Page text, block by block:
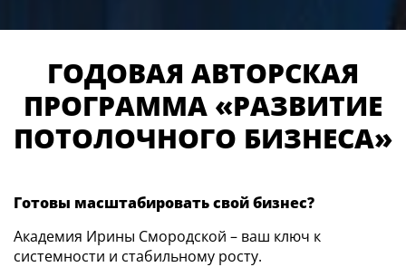
ГОДОВАЯ АВТОРСКАЯ
ПРОГРАММА «РАЗВИТИЕ
ПОТОЛОЧНОГО БИЗНЕСА»
Готовы масштабировать свой бизнес?
Академия Ирины Смородской – ваш ключ к
системности и стабильному росту.